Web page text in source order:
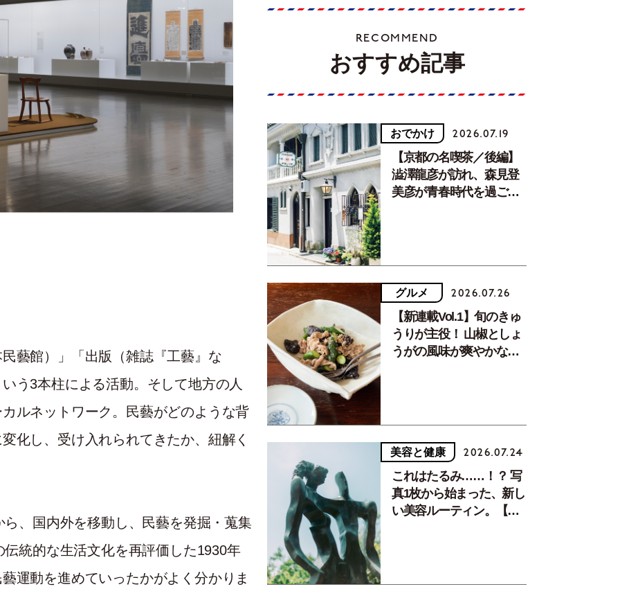
藝館）」「出版（雑誌『工藝』な
う3本柱による活動。そして地方の人
ルネットワーク。民藝がどのような背
化し、受け入れられてきたか、紐解く
、国内外を移動し、民藝を発掘・蒐集
統的な生活文化を再評価した1930年
運動を進めていったかがよく分かりま
RECOMMEND
おすすめ記事
おでかけ 2026.07.19
【京都の名喫茶／後編】
澁澤龍彦が訪れ、森見登
美彦が青春時代を過ごし
グルメ 2026.07.26
【新連載Vol.1】旬のきゅ
うりが主役！ 山椒としょ
うがの風味が爽やかな、
美容と健康 2026.07.24
これはたるみ……！？ 写
真1枚から始まった、新し
い美容ルーティン。【中